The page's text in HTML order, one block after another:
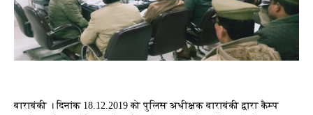
बाराबंकी । दिनांक 18.12.2019 को पुलिस अधीक्षक बाराबंकी द्वारा कैम्प